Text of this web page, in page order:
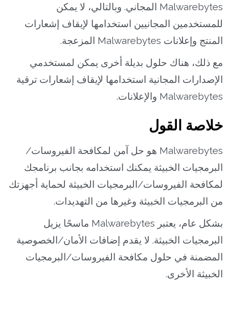
Malwarebytes المجاني. وبالتالي، لا يمكن
للمستخدمين المجانيين استخدامها لإيقاف إشعارات
المنتج وإعلانات Malwarebytes المزعجة.
مع ذلك، هناك حلول بديلة أخرى يمكن لمستخدمي
الإصدارات المجانية استخدامها لإيقاف إشعارات ترقية
Malwarebytes والإعلانات.
خلاصة القول
Malwarebytes هو حل آمن لمكافحة الفيروسات/
البرمجيات الخبيثة يمكنك استخدامه بجانب برنامجك
لمكافحة الفيروسات/البرمجيات الخبيثة لحماية أجهزتك
من البرمجيات الخبيثة وغيرها من التهديدات.
بشكل عام، يعتبر Malwarebytes ماسحًا يزيل
البرمجيات الخبيثة. لا يقدم إضافات الأمان/الخصوصية
المضمنة في حلول مكافحة الفيروسات/البرمجيات
الخبيثة الأخرى.